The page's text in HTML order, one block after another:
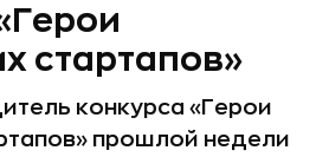
стартапов»
конкурса «Герои
прошлой недели